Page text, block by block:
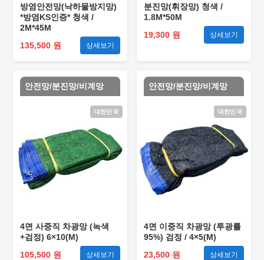
방염안전망(낙하물방지망)
*방염KS인증* 청색 /
2M*45M
135,500 원
상세보기
분진망(휘장망) 청색 /
1.8M*50M
19,300 원
상세보기
안전망/분진망/비계망
대한민국
4면 사중직 차광망 (녹색
+검정) 6×10(M)
105,500 원
상세보기
안전망/분진망/비계망
대한민국
4면 이중직 차광망 (투광률
95%) 검정 / 4×5(M)
23,500 원
상세보기